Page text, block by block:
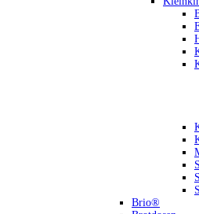
Brio®